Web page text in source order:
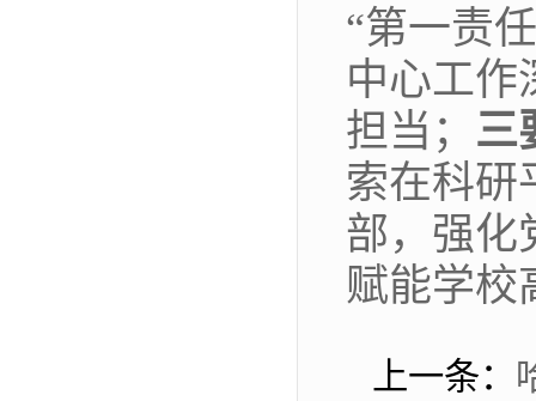
“第一责
中心工作
担当； 三
索在科研
部，强化
赋能学校
上一条：